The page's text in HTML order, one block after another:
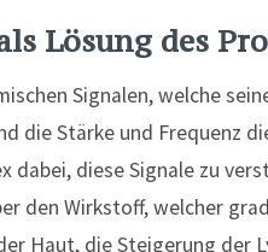
Lösung des
Signalen, welche
die Stärke und Frequenz
dabei, diese Signale zu
den Wirkstoff, welcher
Haut, die Steigerung der